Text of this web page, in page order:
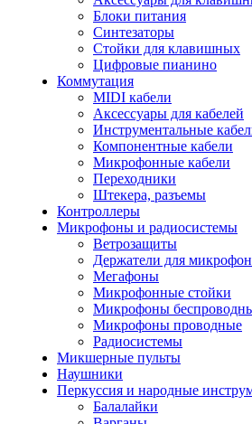
Блоки питания
Синтезаторы
Стойки для клавишных
Цифровые пианино
Коммутация
MIDI кабели
Аксессуары для кабелей
Инструментальные
Компонентные кабели
Микрофонные кабели
Переходники
Штекера, разъемы
Контроллеры
Микрофоны и радиосистемы
Ветрозащиты
Держатели для
Мегафоны
Микрофонные стойки
Микрофоны
Микрофоны проводные
Радиосистемы
Микшерные пульты
Наушники
Перкуссия и народные
Балалайки